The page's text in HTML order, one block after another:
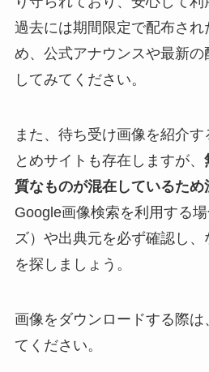
過去には期間限定で配布され
め、公式アナウンスや最新の
してみてください。
また、待ち受け画像を紹介
とめサイトも存在しますが、
質なものが混在しているた
Google画像検索を利用する
ズ）や出典元を必ず確認し
を探しましょう。
画像をダウンロードする際
てください。